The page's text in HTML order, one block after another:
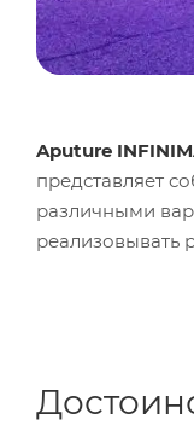
Aputure
представляет
различными
реализовывать